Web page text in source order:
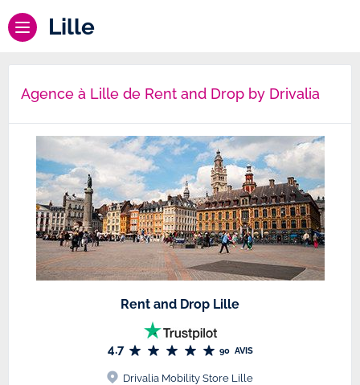
Lille
Agence à Lille de Rent and Drop by Drivalia
Rent and Drop Lille
4.7 90AVIS
Drivalia Mobility Store Lille